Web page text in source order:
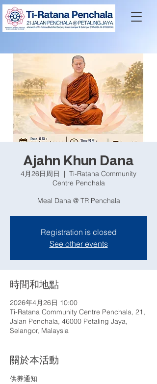
Ajahn Khun Dana
4月26日周日
  |
Ti-Ratana Community
Centre Penchala
Meal Dana @ TR Penchala
Registration is closed
See other events
時間和地點
2026年4月26日 10:00
Ti-Ratana Community Centre Penchala, 21,
Jalan Penchala, 46000 Petaling Jaya,
Selangor, Malaysia
關於本活動
供养通知